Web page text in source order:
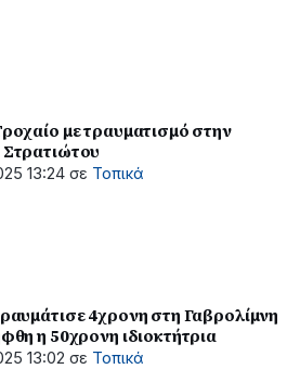
με τραυματισμό στην
13:24 σε Τοπικά
4χρονη στη Γαβρολίμνη
η 50χρονη ιδιοκτήτρια
13:02 σε Τοπικά